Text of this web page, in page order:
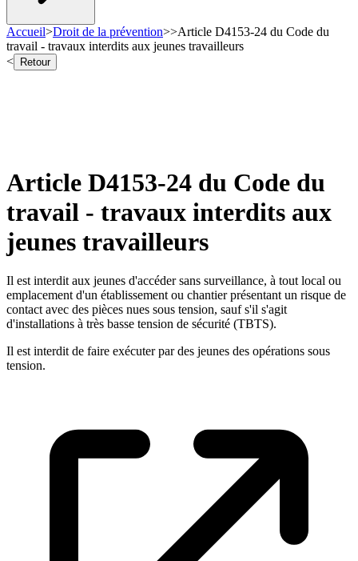
Accueil>Droit de la prévention>>Article D4153-24 du Code du
travail - travaux interdits aux jeunes travailleurs
<
Retour
Article D4153-24 du Code du
travail - travaux interdits aux
jeunes travailleurs
Il est interdit aux jeunes d'accéder sans surveillance, à tout local ou
emplacement d'un établissement ou chantier présentant un risque de
contact avec des pièces nues sous tension, sauf s'il s'agit
d'installations à très basse tension de sécurité (TBTS).
Il est interdit de faire exécuter par des jeunes des opérations sous
tension.